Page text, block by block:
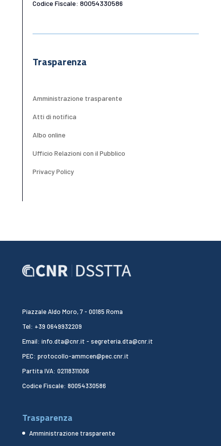
Codice Fiscale: 80054330586
Trasparenza
Amministrazione trasparente
Atti di notifica
Albo online
Ufficio Relazioni con il Pubblico
Privacy Policy
Piazzale Aldo Moro, 7 - 00185 Roma
Tel: +39 0649932209
Email: info.dta@cnr.it - segreteria.dta@cnr.it
PEC: protocollo-ammcen@pec.cnr.it
Partita IVA: 02118311006
Codice Fiscale: 80054330586
Trasparenza
Amministrazione trasparente